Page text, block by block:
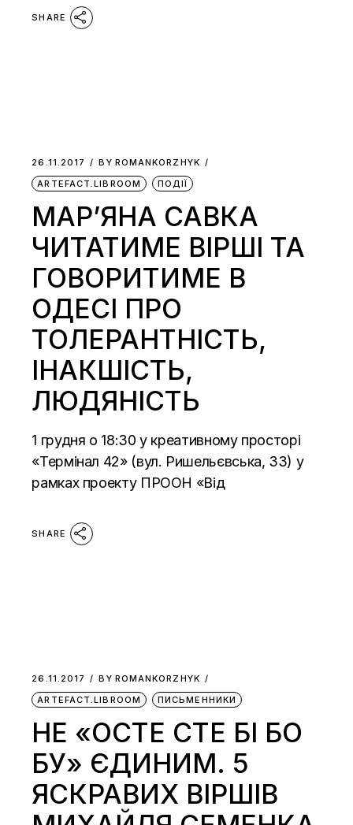
SHARE
26.11.2017 BY ROMANKORZHYK
ARTEFACT.LIBROOM
ПОДІЇ
МАР’ЯНА САВКА
ЧИТАТИМЕ ВІРШІ ТА
ГОВОРИТИМЕ В
ОДЕСІ ПРО
ТОЛЕРАНТНІСТЬ,
ІНАКШІСТЬ,
ЛЮДЯНІСТЬ
1 грудня о 18:30 у креативному просторі
«Термінал 42» (вул. Ришельєвська, 33) у
рамках проекту ПРООН «Від
SHARE
26.11.2017 BY ROMANKORZHYK
ARTEFACT.LIBROOM
ПИСЬМЕННИКИ
НЕ «ОСТЕ СТЕ БІ БО
БУ» ЄДИНИМ. 5
ЯСКРАВИХ ВІРШІВ